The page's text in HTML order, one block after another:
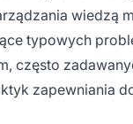
wiedzą
typowych
często
zapewniania